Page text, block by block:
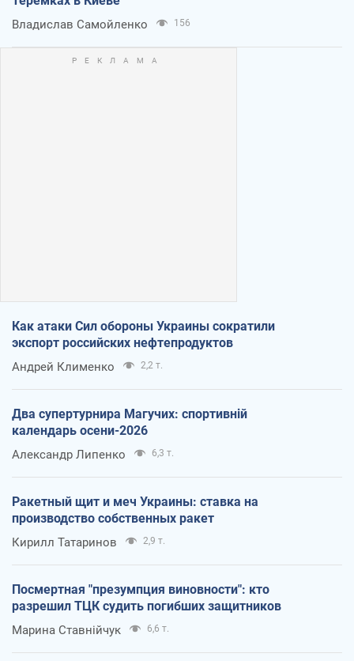
Владислав Самойленко 156
Как атаки Сил обороны Украины сократили
экспорт российских нефтепродуктов
Андрей Клименко 2,2 т.
Два супертурнира Магучих: спортивній
календарь осени-2026
Александр Липенко 6,3 т.
Ракетный щит и меч Украины: ставка на
производство собственных ракет
Кирилл Татаринов 2,9 т.
Посмертная "презумпция виновности": кто
разрешил ТЦК судить погибших защитников
Марина Ставнійчук 6,6 т.